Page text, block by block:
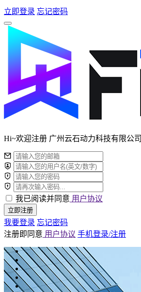
立即登录 忘记密码
Hi~欢迎注册 广州云石动力科技有限公司
我已阅读并同意 用户协议
立即注册
我要登录 忘记密码
注册即同意 用户协议 手机登录/注册